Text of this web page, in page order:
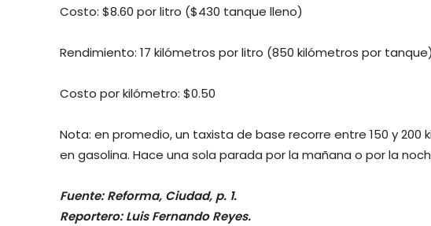
Costo: $8.60 por litro ($430 tanque lleno)
Rendimiento: 17 kilómetros por litro (850 kilómetros por tanque)
Costo por kilómetro: $0.50
Nota: en promedio, un taxista de base recorre entre 150 y
en gasolina. Hace una sola parada por la mañana o por la
Fuente: Reforma, Ciudad, p. 1.
Reportero: Luis Fernando Reyes.